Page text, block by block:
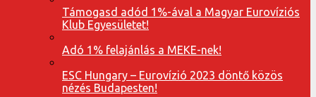
Támogasd adód 1%-ával a Magyar Eurovíziós
Klub Egyesületet!
Adó 1% felajánlás a MEKE-nek!
ESC Hungary – Eurovízió 2023 döntő közös
nézés Budapesten!